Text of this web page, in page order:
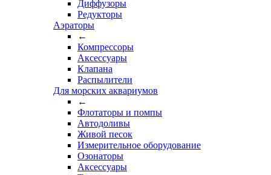
Диффузоры
Редукторы
Аэраторы
←
Компрессоры
Аксессуары
Клапана
Распылители
Для морских аквариумов
←
Флотаторы и помпы
Автодоливы
Живой песок
Измерительное оборудование
Озонаторы
Аксессуары